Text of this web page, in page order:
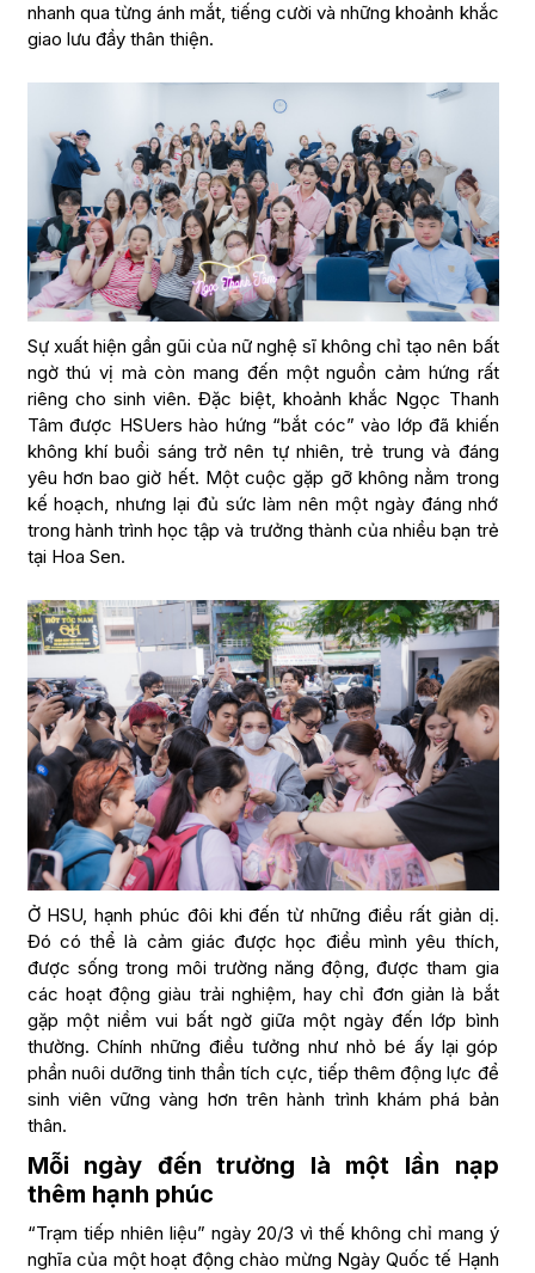
nhanh qua từng ánh mắt, tiếng cười và những khoảnh khắc
giao lưu đầy thân thiện.
Sự xuất hiện gần gũi của nữ nghệ sĩ không chỉ tạo nên bất
ngờ thú vị mà còn mang đến một nguồn cảm hứng rất
riêng cho sinh viên. Đặc biệt, khoảnh khắc Ngọc Thanh
Tâm được HSUers hào hứng “bắt cóc” vào lớp đã khiến
không khí buổi sáng trở nên tự nhiên, trẻ trung và đáng
yêu hơn bao giờ hết. Một cuộc gặp gỡ không nằm trong
kế hoạch, nhưng lại đủ sức làm nên một ngày đáng nhớ
trong hành trình học tập và trưởng thành của nhiều bạn trẻ
tại Hoa Sen.
Ở HSU, hạnh phúc đôi khi đến từ những điều rất giản dị.
Đó có thể là cảm giác được học điều mình yêu thích,
được sống trong môi trường năng động, được tham gia
các hoạt động giàu trải nghiệm, hay chỉ đơn giản là bắt
gặp một niềm vui bất ngờ giữa một ngày đến lớp bình
thường. Chính những điều tưởng như nhỏ bé ấy lại góp
phần nuôi dưỡng tinh thần tích cực, tiếp thêm động lực để
sinh viên vững vàng hơn trên hành trình khám phá bản
thân.
Mỗi ngày đến trường là một lần nạp
thêm hạnh phúc
“Trạm tiếp nhiên liệu” ngày 20/3 vì thế không chỉ mang ý
nghĩa của một hoạt động chào mừng Ngày Quốc tế Hạnh